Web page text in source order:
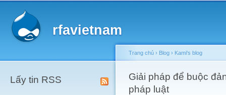
rfavietnam
Lấy tin RSS
You are here
Trang chủ › Blog › Kami's blog
Giải pháp để buộc
pháp luật